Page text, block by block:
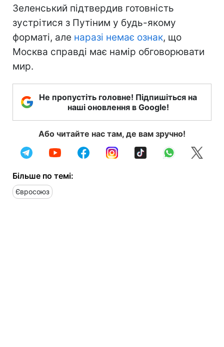
Зеленський підтвердив готовність
зустрітися з Путіним у будь-якому
форматі, але наразі немає ознак, що
Москва справді має намір обговорювати
мир.
Не пропустіть головне! Підпишіться на
наші оновлення в Google!
Або читайте нас там, де вам зручно!
Більше по темі:
Євросоюз